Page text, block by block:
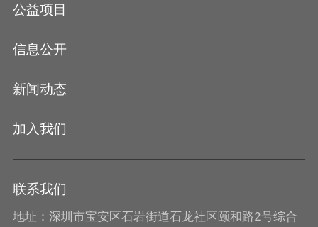
公益项目
信息公开
新闻动态
加入我们
联系我们
地址：深圳市宝安区石岩街道石龙社区颐和路2号综合